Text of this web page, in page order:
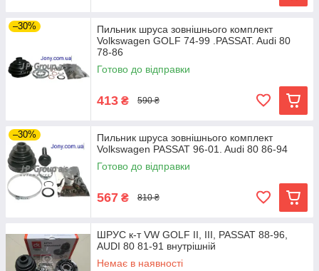
–30%
Пильник шруса зовнішнього комплект
Volkswagen GOLF 74-99 .PASSAT. Audi 80
78-86
Готово до відправки
413 ₴ 590 ₴
–30%
Пильник шруса зовнішнього комплект
Volkswagen PASSAT 96-01. Audi 80 86-94
Готово до відправки
567 ₴ 810 ₴
ШРУС к-т VW GOLF II, III, PASSAT 88-96,
AUDI 80 81-91 внутрішній
Немає в наявності